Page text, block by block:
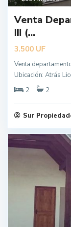
Venta
III (...
3.500 UF
Venta
Ubicación: Atrás
2
2
Sur